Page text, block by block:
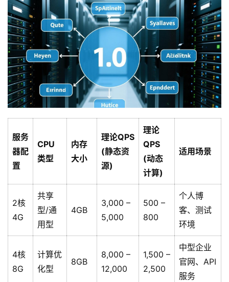
服务
器配
置
CPU
类型
内存
大小
理论QPS
(静态资
源)
理论
QPS
(动态
计算)
适用场景
2核
4G
共享
型/通
用型
4GB
3,000 –
5,000
500 –
800
个人博
客、测试
环境
4核
8G
计算优
化型
8GB
8,000 –
12,000
1,500 –
2,500
中型企业
官网、API
服务